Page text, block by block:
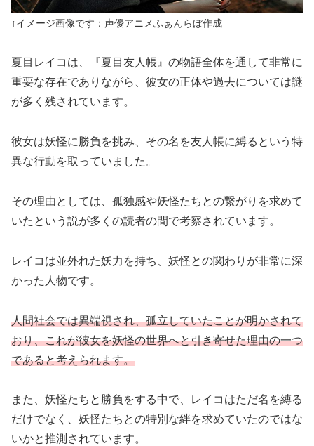
↑イメージ画像です：声優アニメふぁんらぼ作成
夏目レイコは、『夏目友人帳』の物語全体を通して非常に
重要な存在でありながら、彼女の正体や過去については謎
が多く残されています。
彼女は妖怪に勝負を挑み、その名を友人帳に縛るという特
異な行動を取っていました。
その理由としては、孤独感や妖怪たちとの繋がりを求めて
いたという説が多くの読者の間で考察されています。
レイコは並外れた妖力を持ち、妖怪との関わりが非常に深
かった人物です。
人間社会では異端視され、孤立していたことが明かされて
おり、これが彼女を妖怪の世界へと引き寄せた理由の一つ
であると考えられます。
また、妖怪たちと勝負をする中で、レイコはただ名を縛る
だけでなく、妖怪たちとの特別な絆を求めていたのではな
いかと推測されています。